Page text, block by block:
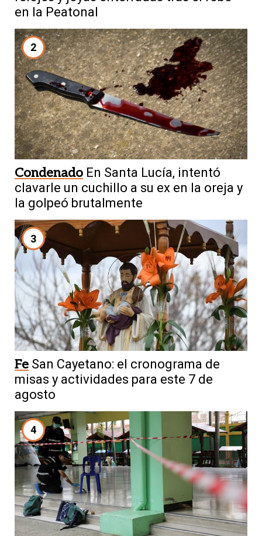
en la Peatonal
2
Condenado En Santa Lucía, intentó
clavarle un cuchillo a su ex en la oreja y
la golpeó brutalmente
3
Fe San Cayetano: el cronograma de
misas y actividades para este 7 de
agosto
4